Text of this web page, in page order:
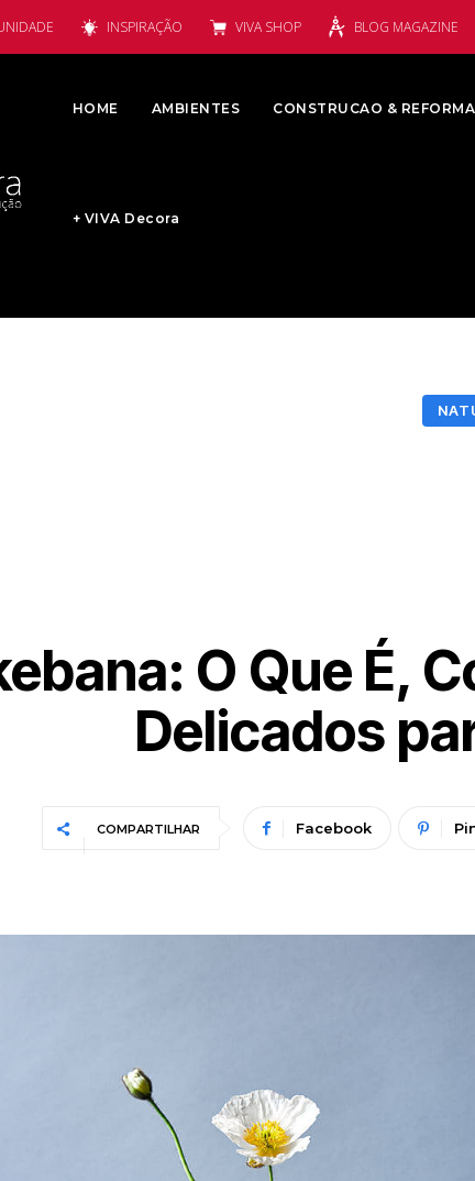
INSPIRAÇÃO VIVA SHOP BLOG MAGAZINE
HOME AMBIENTES CONSTRUCAO & REFORMA
+ VIVA Decora
O Que É,
Delicados
COMPARTILHAR Facebook